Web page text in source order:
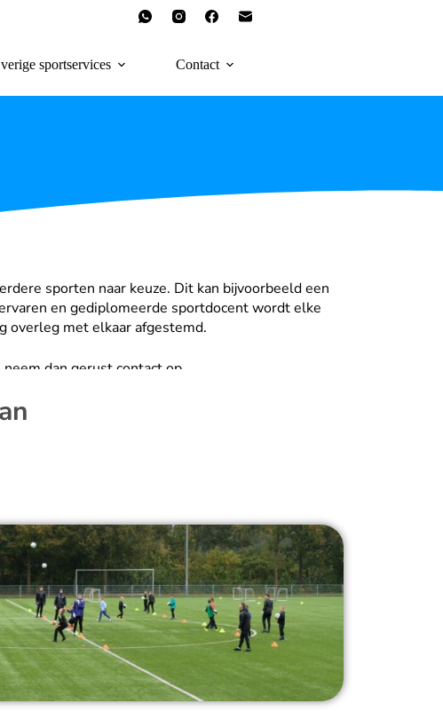
sportservices Contact
sporten naar keuze. Dit kan bijvoorbeeld een
en gediplomeerde sportdocent wordt elke
overleg met elkaar afgestemd.
dan gerust contact op.